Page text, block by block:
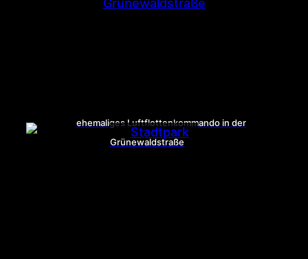
ehemaliges Luftflottenkommando in der
Grünewaldstraße